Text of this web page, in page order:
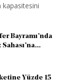
kapasitesini
Bayramı’nda
Yüzde 15